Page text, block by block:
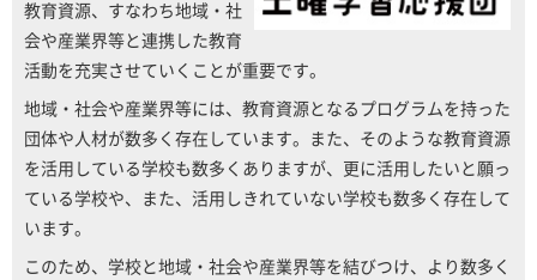
教育資源、すなわち地域・社
会や産業界等と連携した教育
活動を充実させていくことが重要です。
地域・社会や産業界等には、教育資源となるプログラムを持った
団体や人材が数多く存在しています。また、そのような教育資源
を活用している学校も数多くありますが、更に活用したいと願っ
ている学校や、また、活用しきれていない学校も数多く存在して
います。
このため、学校と地域・社会や産業界等を結びつけ、より数多く